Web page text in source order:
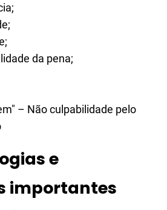
da pena;
– Não culpabilidade pelo
e
importantes